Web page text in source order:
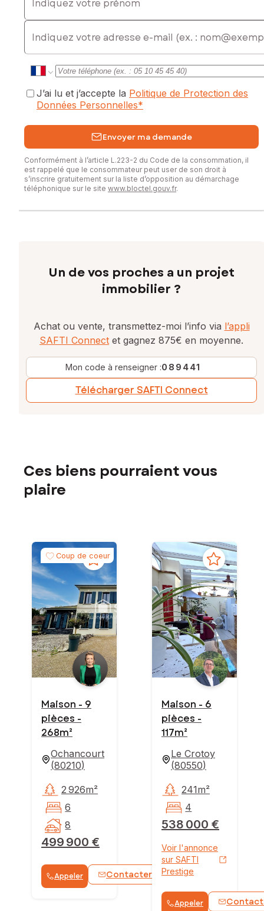
Honoraires charge vendeur
Contactez votre conseiller SAFTI : Sandra VASSEUR, Tél. :
0670018497, E-mail : sandra.vasseur@safti.fr - EI - Agent
commercial immatriculé au RSAC de AMIENS sous le numéro
E-mail
J’ai lu et j’accepte la Politique de Protection des
Données Personnelles*
Envoyer ma demande
Conformément à l’article L.223-2 du Code de la consommation, il
est rappelé que le consommateur peut user de son droit à
s’inscrire gratuitement sur la liste d’opposition au démarchage
téléphonique sur le site www.bloctel.gouv.fr.
Un de vos proches a un projet
immobilier ?
Achat ou vente, transmettez-moi l’info via l’appli
SAFTI Connect et gagnez 875€ en moyenne.
Mon code à renseigner :089441
Télécharger SAFTI Connect
Ces biens pourraient vous
plaire
Coup de coeur
Maison - 9
pièces -
268m²
Ochancourt
(80210)
499 900 €
2 926m²
6
8
Appeler Contacter WhatsApp
Maison - 6
pièces -
117m²
Le Crotoy
(80550)
538 000 €
241m²
4
Voir l'annonce
sur SAFTI
Prestige
Appeler